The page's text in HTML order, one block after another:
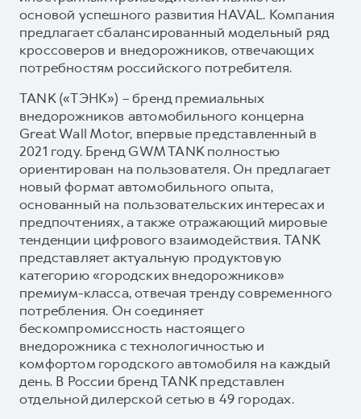
основой успешного развития HAVAL. Компания
предлагает сбалансированный модельный ряд
кроссоверов и внедорожников, отвечающих
потребностям российского потребителя.
TANK («ТЭНК») – бренд премиальных
внедорожников автомобильного концерна
Great Wall Motor, впервые представленный в
2021 году. Бренд GWM TANK полностью
ориентирован на пользователя. Он предлагает
новый формат автомобильного опыта,
основанный на пользовательских интересах и
предпочтениях, а также отражающий мировые
тенденции цифрового взаимодействия. TANK
представляет актуальную продуктовую
категорию «городских внедорожников»
премиум-класса, отвечая тренду современного
потребления. Он соединяет
бескомпромиссность настоящего
внедорожника с технологичностью и
комфортом городского автомобиля на каждый
день. В России бренд TANK представлен
отдельной дилерской сетью в 49 городах.